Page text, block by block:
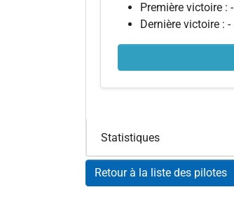
Première victoire : -
Dernière victoire : -
Statistiques
Retour à la liste des pilotes